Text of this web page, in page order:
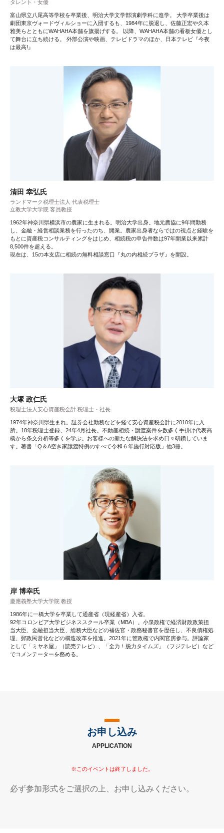
タレント・女優
富山県立八尾高等学校を卒業後、明治大学文学部演劇学科に進学。 大学卒業後は
劇団東京ヴォードヴィルショーに入団するも、1984年に脱退し、佐藤正宏や久本
雅美らとともにWAHAHA本舗を旗揚げする。 以降、WAHAHA本舗の看板女優とし
て舞台に立ち続ける。 外部公演や映画、テレビドラマのほか、日本テレビ『今夜
は最高!』
清田 幸弘氏
ランドマーク税理士法人 代表税理士
立教大学大学院 客員教授
1962年神奈川県横浜市の農家に生まれる。明治大学出身。地元農協に9年間勤務
し、金融・経営相談業務を行ったのち、開業。農家出身者ならではの視点と経験を
もとに資産税コンサルティングをはじめ、相続税の申告件数は97年開業以来累計
8,500件を超える。
現在は、15の本支店に相続の無料相談窓口『丸の内相続プラザ』を開設。
大塚 政仁氏
税理士法人安心資産税会計 税理士・社長
1974年神奈川県生まれ。証券会社勤務などを経て安心資産税会計に2010年に入
所。18年税理士登録、24年4月社長。不動産相続・譲渡案件を数多く手掛け代表高
橋から条文分析等多くを学ぶ。お客様への新たな解決法を求め日々研鑽していま
す。著書「Q＆A空き家譲渡特例のすべて令和６年施行対応版」他3冊。
岸 博幸氏
慶應義塾大学大学院 教授
1986年に一橋大学を卒業して通産省（現経産省）入省。
92年コロンビア大学ビジネススクール卒業（MBA）。小泉政権で経済財政政策担
当大臣、金融担当大臣、総務大臣などの補佐官・政務秘書官を歴任し、不良債権処
理、郵政民営化などの構造改革を推進。2021年に管政権で内閣官房参与。評論家
として「ミヤネ屋」（読売テレビ）、「全力！脱力タイムズ」（フジテレビ）など
でコメンテーターを務める。
お申し込み
APPLICATION
必ず参加形式をご選択の上、お申し込みください。